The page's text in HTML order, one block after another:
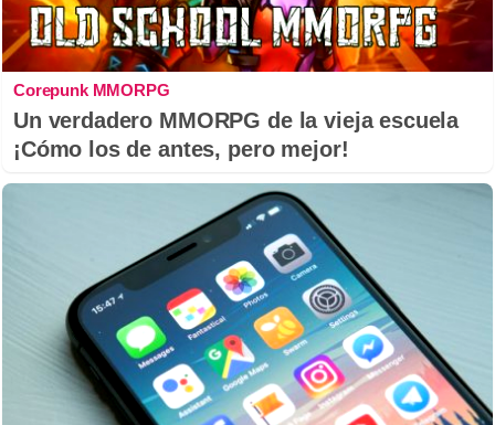
Corepunk MMORPG
Un verdadero MMORPG de la vieja escuela
¡Cómo los de antes, pero mejor!